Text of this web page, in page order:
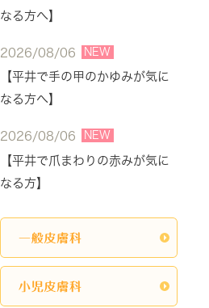
なる方へ】
2026/08/06 NEW
【平井で手の甲のかゆみが気に
なる方へ】
2026/08/06 NEW
【平井で爪まわりの赤みが気に
なる方】